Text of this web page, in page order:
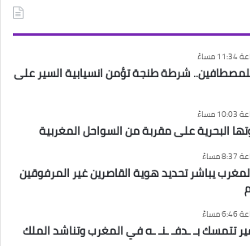
للمصطافين.. شرطة طنجة تؤمن انسيابية السير على
البحرية على مقربة من السواحل المغربية
يباشر تحديد هوية القاصرين غير المرفوقين
تتمسك بـ ـدفـ ـنـ ـه في المغرب وتناشد الملك